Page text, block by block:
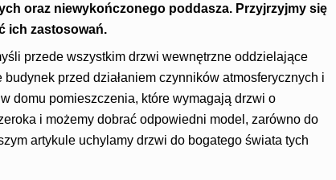
oraz niewykończonego poddasza. Przyjrzyjmy się
ich zastosowań.
przede wszystkim drzwi wewnętrzne oddzielające
przed działaniem czynników atmosferycznych i
domu pomieszczenia, które wymagają drzwi o
i możemy dobrać odpowiedni model, zarówno do
artykule uchylamy drzwi do bogatego świata tych